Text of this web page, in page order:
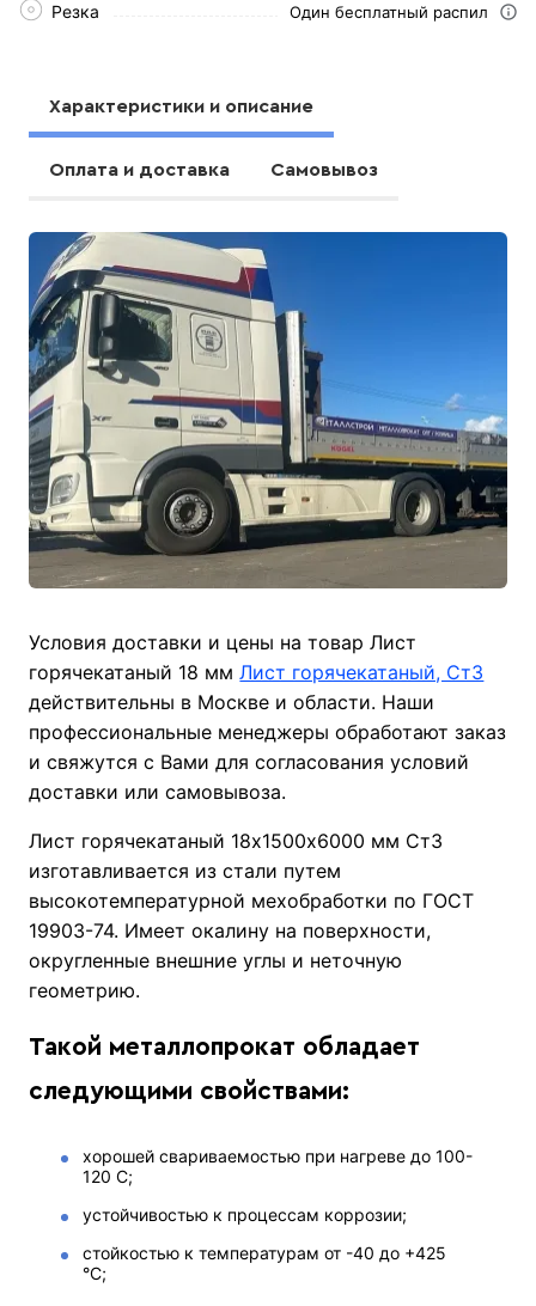
Резка Один бесплатный распил
Характеристики и описание
Оплата и доставка Самовывоз
Условия доставки и цены на товар Лист
горячекатаный 18 ммЛист горячекатаный, Ст3
действительны в Москве и области. Наши
профессиональные менеджеры обработают заказ
и свяжутся с Вами для согласования условий
доставки или самовывоза.
Лист горячекатаный 18х1500х6000 мм Ст3
изготавливается из стали путем
высокотемпературной мехобработки по ГОСТ
19903-74. Имеет окалину на поверхности,
округленные внешние углы и неточную
геометрию.
Такой металлопрокат обладает
следующими свойствами:
хорошей свариваемостью при нагреве до 100-
120 C;
устойчивостью к процессам коррозии;
стойкостью к температурам от -40 до +425
°С;